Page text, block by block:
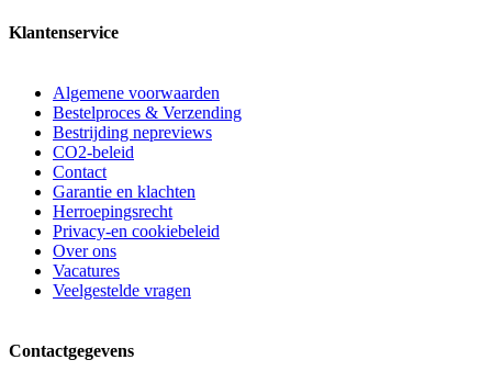
Klantenservice
Algemene voorwaarden
Bestelproces & Verzending
Bestrijding nepreviews
CO2-beleid
Contact
Garantie en klachten
Herroepingsrecht
Privacy-en cookiebeleid
Over ons
Vacatures
Veelgestelde vragen
Contactgegevens